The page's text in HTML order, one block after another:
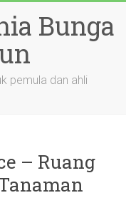
Bunga
pemula dan ahli
– Ruang